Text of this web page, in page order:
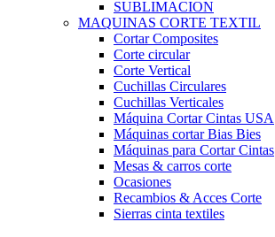
SUBLIMACION
MAQUINAS CORTE TEXTIL
Cortar Composites
Corte circular
Corte Vertical
Cuchillas Circulares
Cuchillas Verticales
Máquina Cortar Cintas USA
Máquinas cortar Bias Bies
Máquinas para Cortar Cintas
Mesas & carros corte
Ocasiones
Recambios & Acces Corte
Sierras cinta textiles